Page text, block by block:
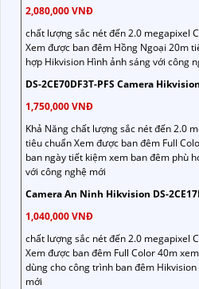
2,080,000 VNĐ
chất lượng sắc nét đến 2.0 megapixel
Xem được ban đêm Hồng Ngoại 20m
hợp Hikvision Hình ảnh sáng với công
DS-2CE70DF3T-PFS Camera
1,750,000 VNĐ
Khả Năng chất lượng sắc nét đến 2.0
tiêu chuẩn Xem được ban đêm Full
ban ngày tiết kiệm xem ban đêm phù
với công nghệ mới
Camera An Ninh Hikvision DS-
1,040,000 VNĐ
chất lượng sắc nét đến 2.0 megapixel
Xem được ban đêm Full Color 40m
dùng cho công trình ban đêm
mới